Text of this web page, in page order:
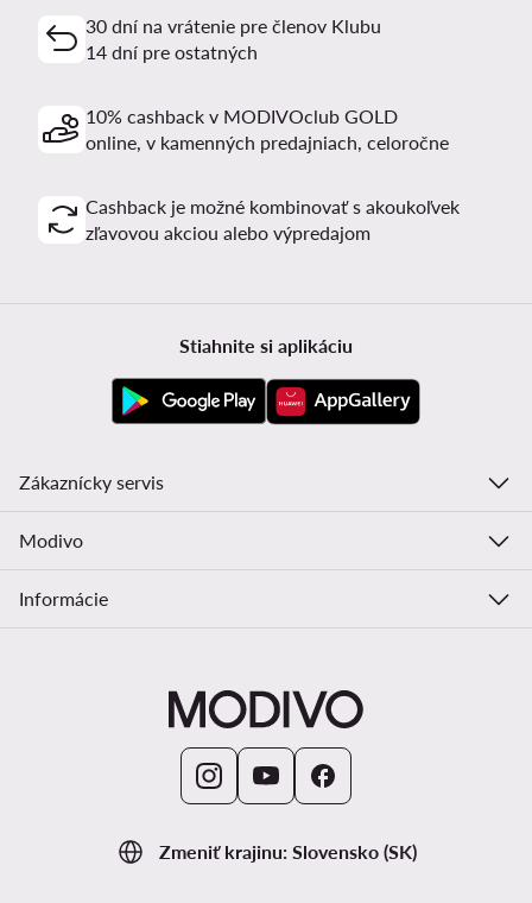
30 dní na vrátenie pre členov Klubu
14 dní pre ostatných
10% cashback v MODIVOclub GOLD
online, v kamenných predajniach, celoročne
Cashback je možné kombinovať s akoukoľvek
zľavovou akciou alebo výpredajom
Zmeniť krajinu: Slovensko (SK)
Stiahnite si aplikáciu
Zákaznícky servis
Modivo
Informácie